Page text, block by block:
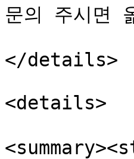
문의 주시면
</details>
<details>